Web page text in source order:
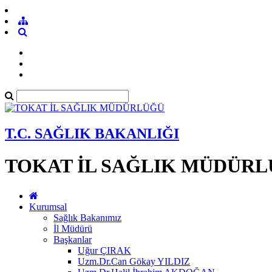
T.C. SAĞLIK BAKANLIĞI
TOKAT İL SAĞLIK
Kurumsal
Sağlık Bakanımız
İl Müdürü
Başkanlar
Uğur ÇIRAK
Uzm.Dr.Can Gökay YILDIZ